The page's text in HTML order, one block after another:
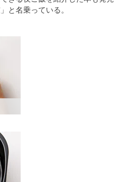
と名乗っている。